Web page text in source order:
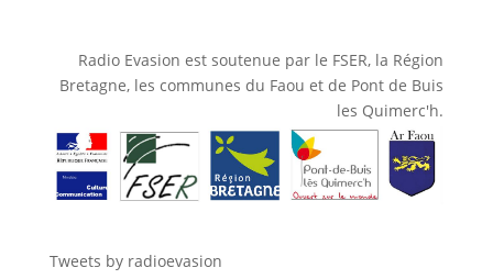
Radio Evasion est soutenue par le FSER, la Région
Bretagne, les communes du Faou et de Pont de Buis
les Quimerc'h.
Tweets by radioevasion